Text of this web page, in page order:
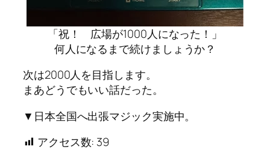
「祝！ 広場が1000人になった！」
何人になるまで続けましょうか？
次は2000人を目指します。
まあどうでもいい話だった。
▼日本全国へ出張マジック実施中。
アクセス数: 39